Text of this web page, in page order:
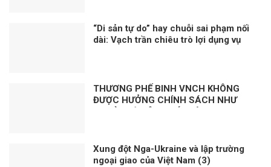
“Di sản tự do” hay chuỗi sai phạm nối
dài: Vạch trần chiêu trò lợi dụng vụ
THƯƠNG PHẾ BINH VNCH KHÔNG
ĐƯỢC HƯỞNG CHÍNH SÁCH NHƯ
Xung đột Nga-Ukraine và lập trường
ngoại giao của Việt Nam (3)